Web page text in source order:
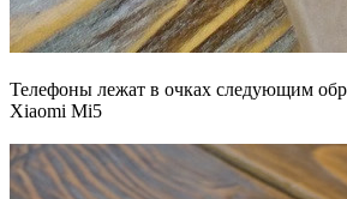
Телефоны лежат в очках следующим
Xiaomi Mi5